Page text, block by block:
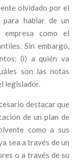
olvidado por el
para hablar de un
como el
Sin embargo,
(i) a quién va
son las notas
legislador.
destacar que
de un plan de
como a sus
sea a través de un
o a través de su